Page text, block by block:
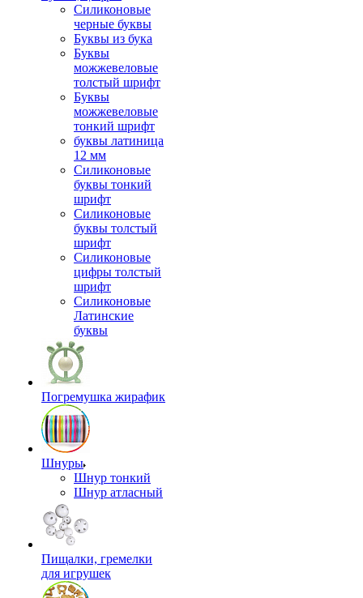
Силиконовые
черные буквы
Буквы из бука
Буквы
можжевеловые
толстый шрифт
Буквы
можжевеловые
тонкий шрифт
буквы латиница
12 мм
Силиконовые
буквы тонкий
шрифт
Силиконовые
буквы толстый
шрифт
Силиконовые
цифры толстый
шрифт
Силиконовые
Латинские
буквы
Погремушка жирафик
Шнуры
Шнур тонкий
Шнур атласный
Пищалки, гремелки
для игрушек